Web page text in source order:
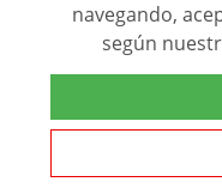
Otras
navegando,
según